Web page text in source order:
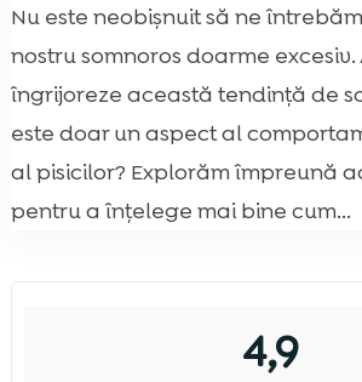
Nu este neobișnuit să ne
nostru somnoros doarme excesiv.
îngrijoreze această tendință de
este doar un aspect al
al pisicilor? Explorăm împreună
pentru a înțelege mai bine cum...
4,9